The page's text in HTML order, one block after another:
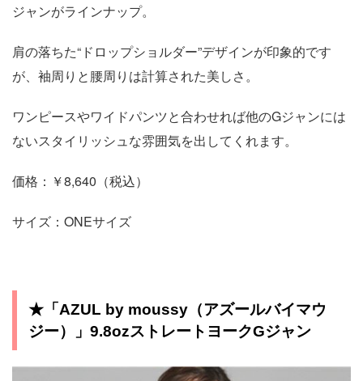
ジャンがラインナップ。
肩の落ちた“ドロップショルダー”デザインが印象的です
が、袖周りと腰周りは計算された美しさ。
ワンピースやワイドパンツと合わせれば他のGジャンには
ないスタイリッシュな雰囲気を出してくれます。
価格：￥8,640（税込）
サイズ：ONEサイズ
★「AZUL by moussy（アズールバイマウ
ジー）」9.8ozストレートヨークGジャン